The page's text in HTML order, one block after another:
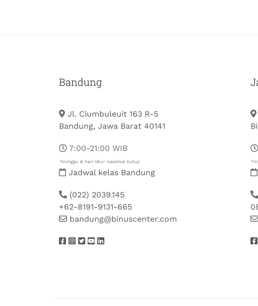
Bandung
Jl. Ciumbuleuit 163 R-5
Bandung, Jawa Barat 40141
7:00-21:00 WIB
*minggu & hari libur nasional tutup
Jadwal kelas Bandung
(022) 2039.145
+62-8191-9131-665
bandung@binuscenter.com